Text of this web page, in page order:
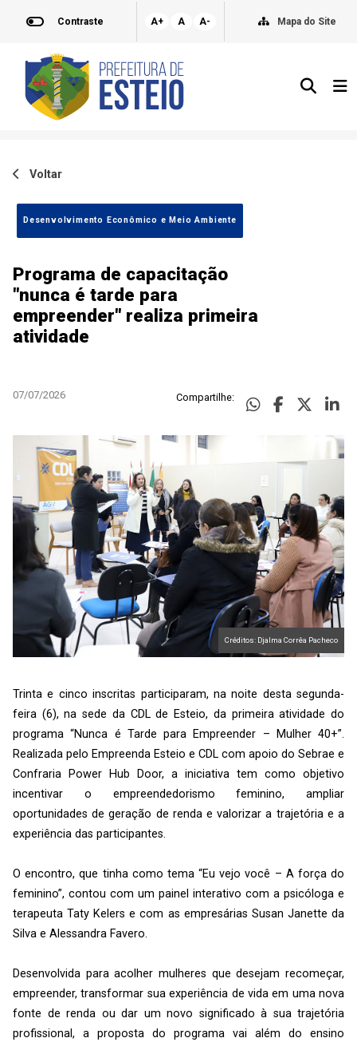
Contraste A+ A A- Mapa do Site
Voltar
Desenvolvimento Econômico e Meio Ambiente
Programa de capacitação
"nunca é tarde para
empreender" realiza primeira
atividade
07/07/2026 Compartilhe:
Créditos: Djalma Corrêa Pacheco
Trinta e cinco inscritas participaram, na noite desta segunda-
feira (6), na sede da CDL de Esteio, da primeira atividade do
programa “Nunca é Tarde para Empreender – Mulher 40+”.
Realizada pelo Empreenda Esteio e CDL com apoio do Sebrae e
Confraria Power Hub Door, a iniciativa tem como objetivo
incentivar o empreendedorismo feminino, ampliar
oportunidades de geração de renda e valorizar a trajetória e a
experiência das participantes.
O encontro, que tinha como tema “Eu vejo você – A força do
feminino”, contou com um painel interativo com a psicóloga e
terapeuta Taty Kelers e com as empresárias Susan Janette da
Silva e Alessandra Favero.
Desenvolvida para acolher mulheres que desejam recomeçar,
empreender, transformar sua experiência de vida em uma nova
fonte de renda ou dar um novo significado à sua trajetória
profissional, a proposta do programa vai além do ensino